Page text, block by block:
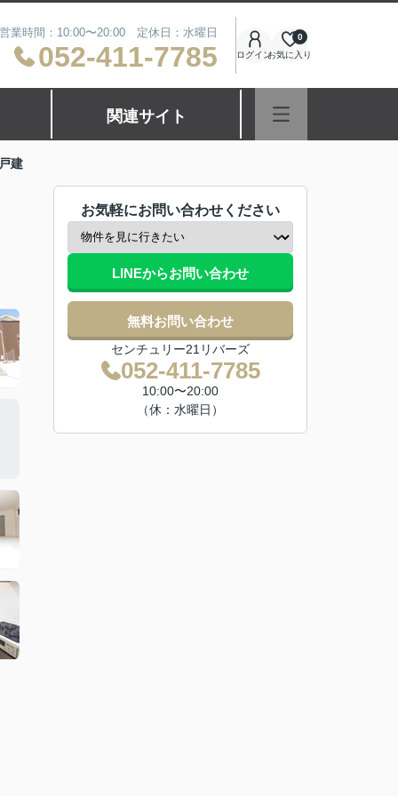
営業時間：10:00〜20:00 定休日：水曜日
052-411-7785 ログインお気に入り
0
関連サイト
建
お気軽にお問い合わせください
LINEからお問い合わせ
無料お問い合わせ
センチュリー21リバーズ
052-411-7785
10:00〜20:00
（休：水曜日）